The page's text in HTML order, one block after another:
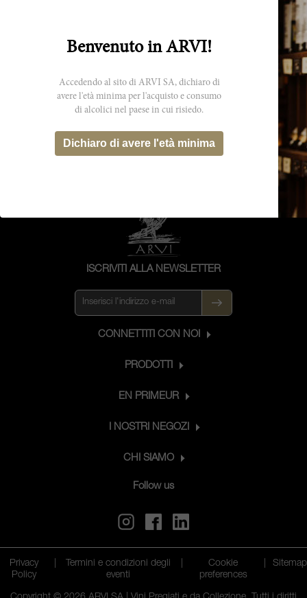
75cl
Seghesio
ISCRIVITI ALLA NEWSLETTER
CONNETTITI CON NOI
PRODOTTI
EN PRIMEUR
I NOSTRI NEGOZI
CHI SIAMO
Follow us
Privacy
Policy
Termini e condizioni degli
eventi
Cookie
preferences
Sitemap
Benvenuto in ARVI!
Accedendo al sito di ARVI SA, dichiaro di
avere l'età minima per l'acquisto e consumo
di alcolici nel paese in cui risiedo.
Dichiaro di avere l'età minima